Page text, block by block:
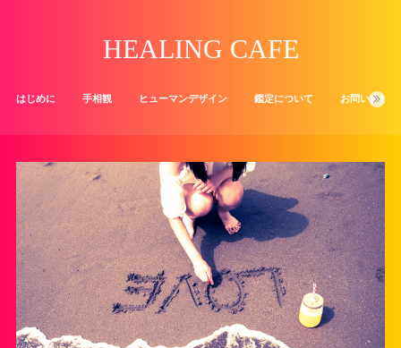
HEALING CAFE
はじめに 手相観 ヒューマンデザイン 鑑定について お問い合せ